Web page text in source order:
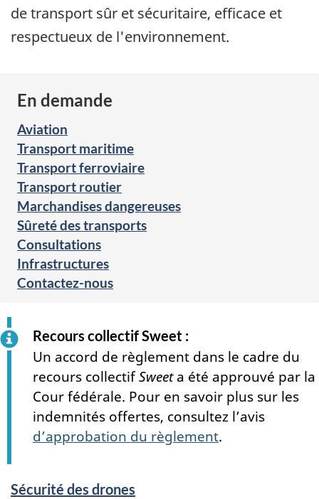
de transport sûr et sécuritaire, efficace et
respectueux de l'environnement.
En demande
Aviation
Transport maritime
Transport ferroviaire
Transport routier
Marchandises dangereuses
Sûreté des transports
Consultations
Infrastructures
Contactez-nous
Services
and
information
Recours collectif Sweet :
Un accord de règlement dans le cadre du
recours collectifSweeta été approuvé par la
Cour fédérale. Pour en savoir plus sur les
indemnités offertes, consultez l’avis
d’approbation du règlement.
Sécurité des drones